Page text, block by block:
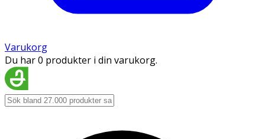
Varukorg
Du har 0 produkter i din varukorg.